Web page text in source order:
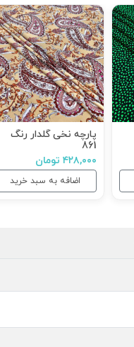
پارچه نخی گلدار رنگ
861
۴۲۸,۰۰۰ تومان
اضافه به سبد خرید